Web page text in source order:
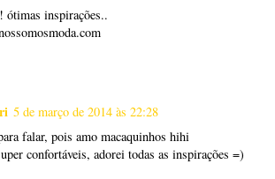
ótimas inspirações..
5 de março de 2014 às 22:28
falar, pois amo macaquinhos hihi
confortáveis, adorei todas as inspirações =)